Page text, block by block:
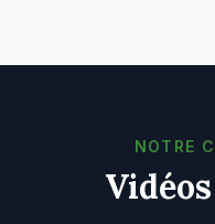
NOTRE